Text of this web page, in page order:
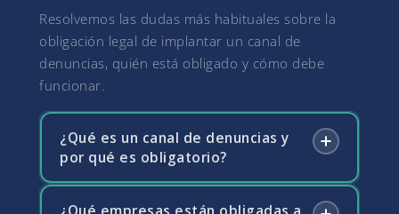
Resolvemos las dudas más habituales sobre la
obligación legal de implantar un canal de
denuncias, quién está obligado y cómo debe
funcionar.
¿Qué es un canal de denuncias y
por qué es obligatorio?
¿Qué empresas están obligadas a